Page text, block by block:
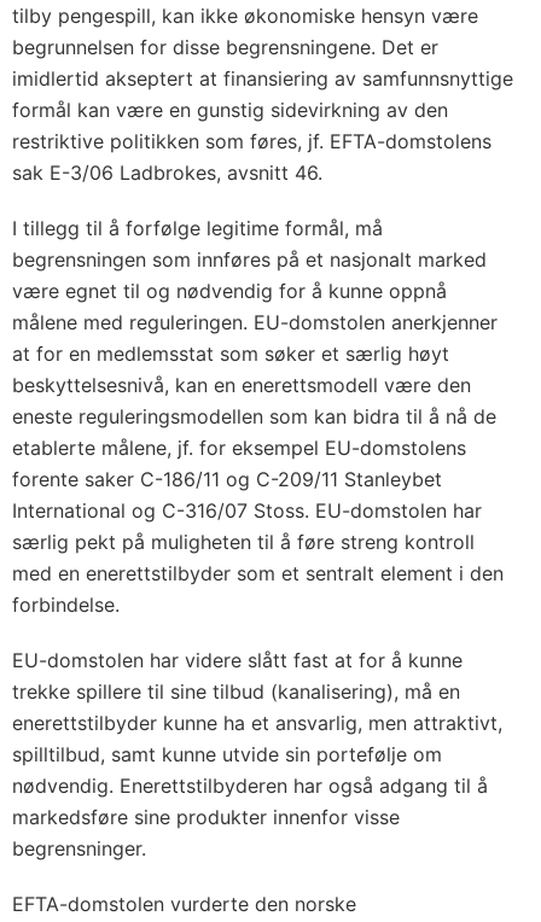
tilby pengespill, kan ikke økonomiske hensyn være
begrunnelsen for disse begrensningene. Det er
imidlertid akseptert at finansiering av samfunnsnyttige
formål kan være en gunstig sidevirkning av den
restriktive politikken som føres, jf. EFTA-domstolens
sak E-3/06 Ladbrokes, avsnitt 46.
I tillegg til å forfølge legitime formål, må
begrensningen som innføres på et nasjonalt marked
være egnet til og nødvendig for å kunne oppnå
målene med reguleringen. EU-domstolen anerkjenner
at for en medlemsstat som søker et særlig høyt
beskyttelsesnivå, kan en enerettsmodell være den
eneste reguleringsmodellen som kan bidra til å nå de
etablerte målene, jf. for eksempel EU-domstolens
forente saker C-186/11 og C-209/11 Stanleybet
International og C-316/07 Stoss. EU-domstolen har
særlig pekt på muligheten til å føre streng kontroll
med en enerettstilbyder som et sentralt element i den
forbindelse.
EU-domstolen har videre slått fast at for å kunne
trekke spillere til sine tilbud (kanalisering), må en
enerettstilbyder kunne ha et ansvarlig, men attraktivt,
spilltilbud, samt kunne utvide sin portefølje om
nødvendig. Enerettstilbyderen har også adgang til å
markedsføre sine produkter innenfor visse
begrensninger.
EFTA-domstolen vurderte den norske